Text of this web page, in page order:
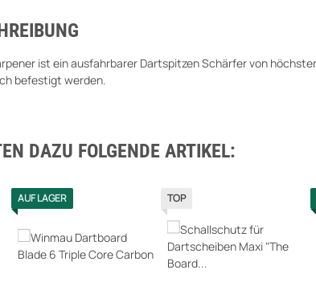
ist ein ausfahrbarer Dartspitzen Schärfer von
befestigt werden.
DAZU FOLGENDE ARTIKEL:
AUF LAGER TOP